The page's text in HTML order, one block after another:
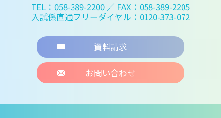
TEL：058-389-2200 ／ FAX：058-389-2205
入試係直通フリーダイヤル：0120-373-072
資料請求
お問い合わせ